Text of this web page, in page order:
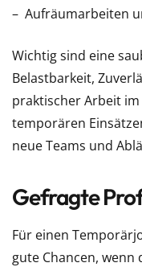
Aufräumarbeiten
Wichtig sind eine
Belastbarkeit,
praktischer Arbeit im
temporären
neue Teams und
Gefragte
Für einen
gute Chancen,